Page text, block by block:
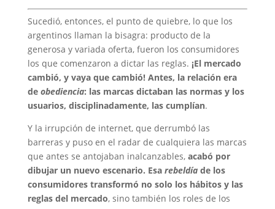
Sucedió, entonces, el punto de quiebre, lo que los
argentinos llaman la bisagra: producto de la
generosa y variada oferta, fueron los consumidores
los que comenzaron a dictar las reglas. ¡El mercado
cambió, y vaya que cambió! Antes, la relación era
de obediencia: las marcas dictaban las normas y los
usuarios, disciplinadamente, las cumplían.
Y la irrupción de internet, que derrumbó las
barreras y puso en el radar de cualquiera las marcas
que antes se antojaban inalcanzables, acabó por
dibujar un nuevo escenario. Esa rebeldíade los
consumidores transformó no solo los hábitos y las
reglas del mercado, sino también los roles de los